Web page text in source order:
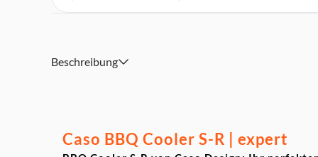
Innenraum aus pflegeleichtem Edelstahl für einfache
Beschreibung
Caso BBQ Cooler S-R | expert